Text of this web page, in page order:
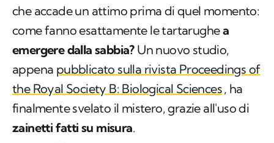
che accade un attimo prima di quel momento:
come fanno esattamente le tartarughea
emergere dalla sabbia?Un nuovo studio,
appena pubblicato sulla rivista Proceedings of
the Royal Society B: Biological Sciences, ha
finalmente svelato il mistero, grazie all'uso di
zainetti fatti su misura.